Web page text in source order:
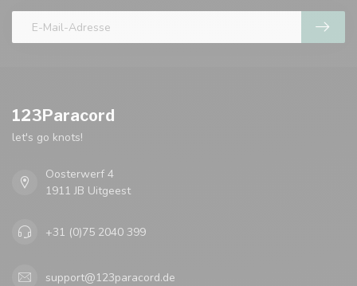
123Paracord
let's go knots!
Oosterwerf 4
1911 JB Uitgeest
+31 (0)75 2040 399
support@123paracord.de